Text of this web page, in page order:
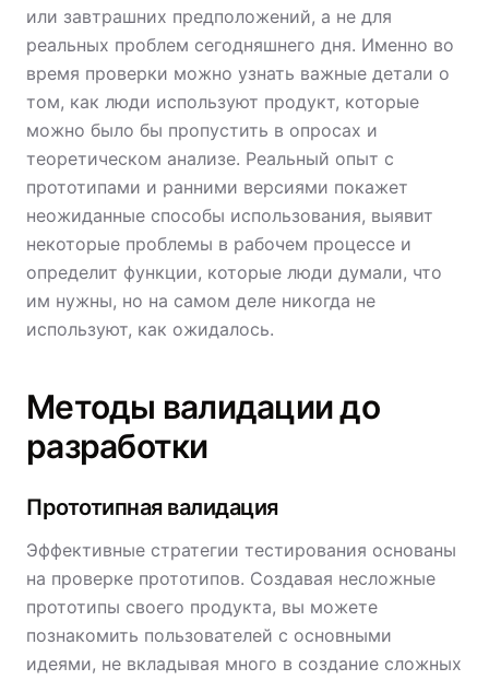
или завтрашних предположений, а не для
реальных проблем сегодняшнего дня. Именно во
время проверки можно узнать важные детали о
том, как люди используют продукт, которые
можно было бы пропустить в опросах и
теоретическом анализе. Реальный опыт с
прототипами и ранними версиями покажет
неожиданные способы использования, выявит
некоторые проблемы в рабочем процессе и
определит функции, которые люди думали, что
им нужны, но на самом деле никогда не
используют, как ожидалось.
Методы валидации до
разработки
Прототипная валидация
Эффективные стратегии тестирования основаны
на проверке прототипов. Создавая несложные
прототипы своего продукта, вы можете
познакомить пользователей с основными
идеями, не вкладывая много в создание сложных